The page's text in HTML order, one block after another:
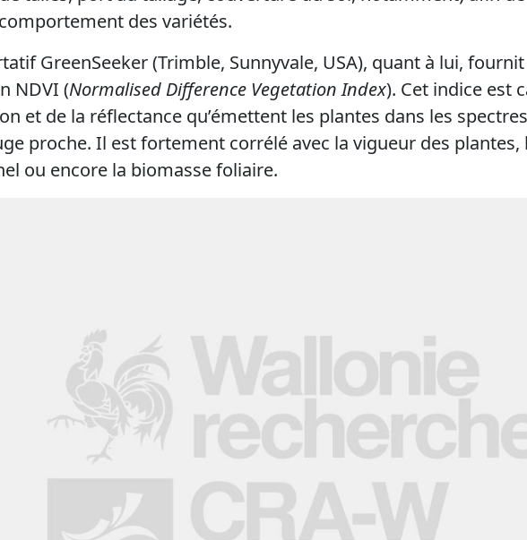
des variétés.
GreenSeeker (Trimble, Sunnyvale, USA), quant à lui, fournit
NDVI (Normalised Difference Vegetation Index). Cet indice est
et de la réflectance qu’émettent les plantes dans les
proche. Il est fortement corrélé avec la vigueur des
ou encore la biomasse foliaire.